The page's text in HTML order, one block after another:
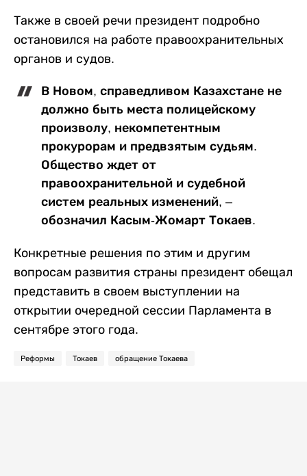
Также в своей речи президент подробно
остановился на работе правоохранительных
органов и судов.
В Новом, справедливом Казахстане не
должно быть места полицейскому
произволу, некомпетентным
прокурорам и предвзятым судьям.
Общество ждет от
правоохранительной и судебной
систем реальных изменений, –
обозначил Касым-Жомарт Токаев.
Конкретные решения по этим и другим
вопросам развития страны президент обещал
представить в своем выступлении на
открытии очередной сессии Парламента в
сентябре этого года.
Реформы Токаев обращение Токаева